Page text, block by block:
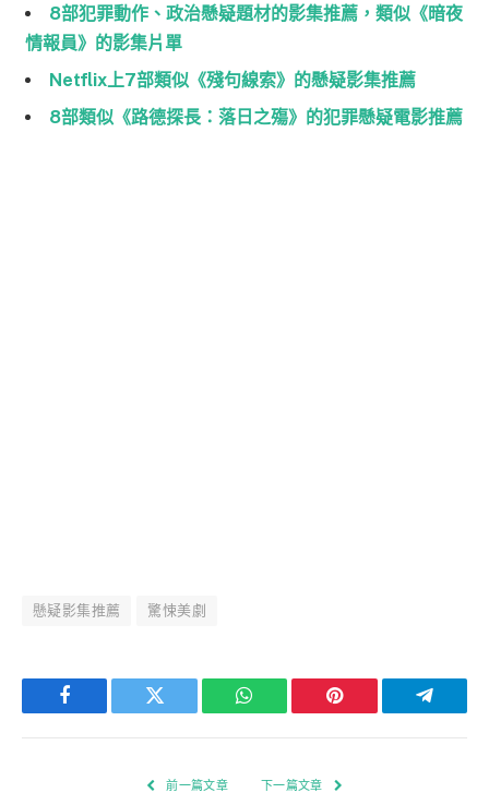
8部犯罪動作、政治懸疑題材的影集推薦，類似《暗夜
情報員》的影集片單
Netflix上7部類似《殘句線索》的懸疑影集推薦
8部類似《路德探長：落日之殤》的犯罪懸疑電影推薦
懸疑影集推薦 驚悚美劇
Facebook Twitter WhatsApp Pinterest
前一篇文章 下一篇文章